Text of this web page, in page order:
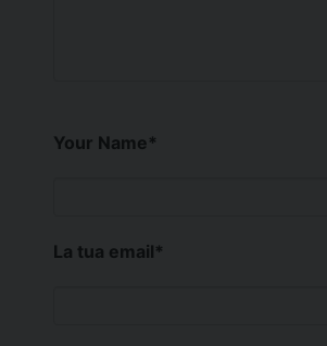
Your Name*
La tua email*